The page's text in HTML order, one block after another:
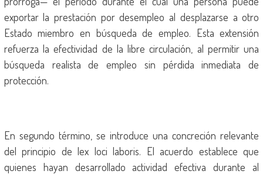
exportar la prestación por desempleo al desplazarse a otro
Estado miembro en búsqueda de empleo. Esta extensión
refuerza la efectividad de la libre circulación, al permitir una
búsqueda realista de empleo sin pérdida inmediata de
protección.
En segundo término, se introduce una concreción relevante
del principio de lex loci laboris. El acuerdo establece que
quienes hayan desarrollado actividad efectiva durante al